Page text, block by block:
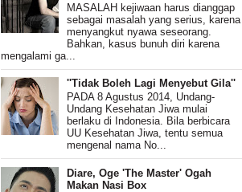
MASALAH kejiwaan harus dianggap
sebagai masalah yang serius, karena
menyangkut nyawa seseorang.
Bahkan, kasus bunuh diri karena
mengalami ga...
''Tidak Boleh Lagi Menyebut Gila''
PADA 8 Agustus 2014, Undang-
Undang Kesehatan Jiwa mulai
berlaku di Indonesia. Bila berbicara
UU Kesehatan Jiwa, tentu semua
mengenal nama No...
Diare, Oge 'The Master' Ogah
Makan Nasi Box